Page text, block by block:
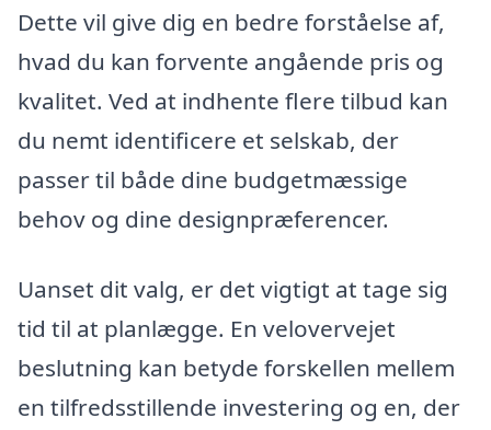
Dette vil give dig en bedre forståelse af,
hvad du kan forvente angående pris og
kvalitet. Ved at indhente flere tilbud kan
du nemt identificere et selskab, der
passer til både dine budgetmæssige
behov og dine designpræferencer.
Uanset dit valg, er det vigtigt at tage sig
tid til at planlægge. En velovervejet
beslutning kan betyde forskellen mellem
en tilfredsstillende investering og en, der